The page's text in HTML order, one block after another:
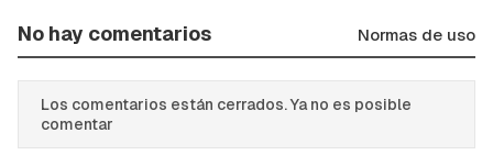
No hay comentarios Normas de uso
Los comentarios están cerrados. Ya no es posible
comentar